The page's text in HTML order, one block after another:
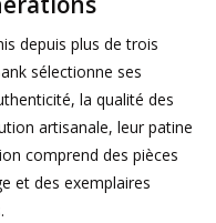
depuis plus de trois
sélectionne ses
la qualité des
artisanale, leur patine
comprend des pièces
et des exemplaires